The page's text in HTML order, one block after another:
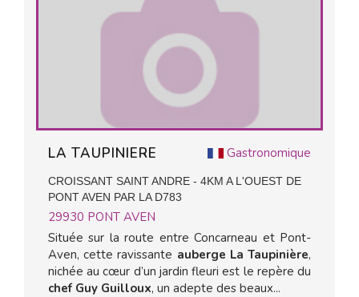
Gastronomique
LA TAUPINIERE
CROISSANT SAINT ANDRE - 4KM A L'OUEST DE
PONT AVEN PAR LA D783
29930 PONT AVEN
Située sur la route entre Concarneau et Pont-
Aven, cette ravissante auberge La Taupinière,
nichée au cœur d’un jardin fleuri est le repère du
chef Guy Guilloux, un adepte des beaux...